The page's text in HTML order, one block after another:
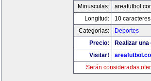
Minusculas:
Longitud:
10 caracteres
Categorias:
Deportes
Precio:
Realizar
Visitar!
Serán consideradas